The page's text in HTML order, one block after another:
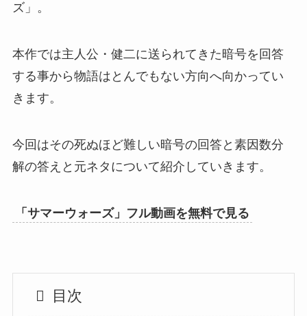
ズ」。
本作では主人公・健二に送られてきた暗号を回答
する事から物語はとんでもない方向へ向かってい
きます。
今回はその死ぬほど難しい暗号の回答と素因数分
解の答えと元ネタについて紹介していきます。
「サマーウォーズ」フル動画を無料で見る
目次